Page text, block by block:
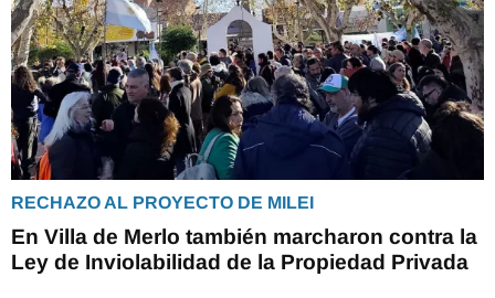
RECHAZO AL PROYECTO DE MILEI
En Villa de Merlo también marcharon contra la
Ley de Inviolabilidad de la Propiedad Privada